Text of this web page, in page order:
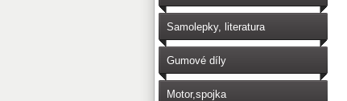
Samolepky, literatura
Gumové díly
Motor,spojka